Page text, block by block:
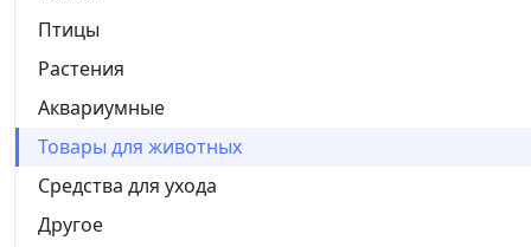
Птицы
Растения
Аквариумные
Товары для животных
Средства для ухода
Другое